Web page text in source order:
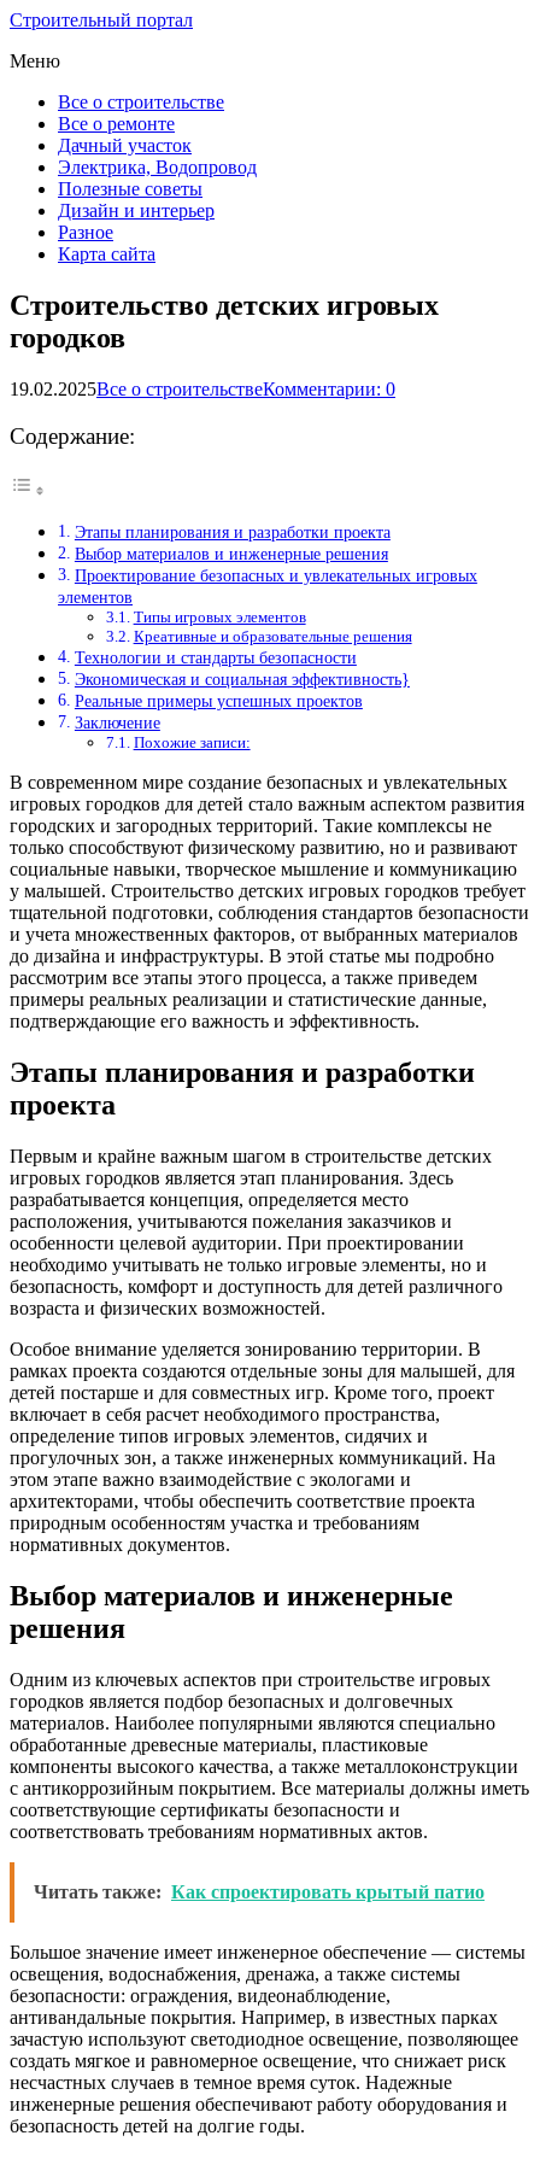
Строительный портал
Меню
Все о строительстве
Все о ремонте
Дачный участок
Электрика, Водопровод
Полезные советы
Дизайн и интерьер
Разное
Карта сайта
Строительство детских игровых
городков
19.02.2025Все о строительствеКомментарии: 0
Содержание:
Этапы планирования и разработки проекта
Выбор материалов и инженерные решения
Проектирование безопасных и увлекательных игровых
элементов
Типы игровых элементов
Креативные и образовательные решения
Технологии и стандарты безопасности
Экономическая и социальная эффективность}
Реальные примеры успешных проектов
Заключение
Похожие записи:
В современном мире создание безопасных и увлекательных
игровых городков для детей стало важным аспектом развития
городских и загородных территорий. Такие комплексы не
только способствуют физическому развитию, но и развивают
социальные навыки, творческое мышление и коммуникацию
у малышей. Строительство детских игровых городков требует
тщательной подготовки, соблюдения стандартов безопасности
и учета множественных факторов, от выбранных материалов
до дизайна и инфраструктуры. В этой статье мы подробно
рассмотрим все этапы этого процесса, а также приведем
примеры реальных реализации и статистические данные,
подтверждающие его важность и эффективность.
Этапы планирования и разработки
проекта
Первым и крайне важным шагом в строительстве детских
игровых городков является этап планирования. Здесь
разрабатывается концепция, определяется место
расположения, учитываются пожелания заказчиков и
особенности целевой аудитории. При проектировании
необходимо учитывать не только игровые элементы, но и
безопасность, комфорт и доступность для детей различного
возраста и физических возможностей.
Особое внимание уделяется зонированию территории. В
рамках проекта создаются отдельные зоны для малышей, для
детей постарше и для совместных игр. Кроме того, проект
включает в себя расчет необходимого пространства,
определение типов игровых элементов, сидячих и
прогулочных зон, а также инженерных коммуникаций. На
этом этапе важно взаимодействие с экологами и
архитекторами, чтобы обеспечить соответствие проекта
природным особенностям участка и требованиям
нормативных документов.
Выбор материалов и инженерные
решения
Одним из ключевых аспектов при строительстве игровых
городков является подбор безопасных и долговечных
материалов. Наиболее популярными являются специально
обработанные древесные материалы, пластиковые
компоненты высокого качества, а также металлоконструкции
с антикоррозийным покрытием. Все материалы должны иметь
соответствующие сертификаты безопасности и
соответствовать требованиям нормативных актов.
Читать также: Как спроектировать крытый патио
Большое значение имеет инженерное обеспечение — системы
освещения, водоснабжения, дренажа, а также системы
безопасности: ограждения, видеонаблюдение,
антивандальные покрытия. Например, в известных парках
зачастую используют светодиодное освещение, позволяющее
создать мягкое и равномерное освещение, что снижает риск
несчастных случаев в темное время суток. Надежные
инженерные решения обеспечивают работу оборудования и
безопасность детей на долгие годы.